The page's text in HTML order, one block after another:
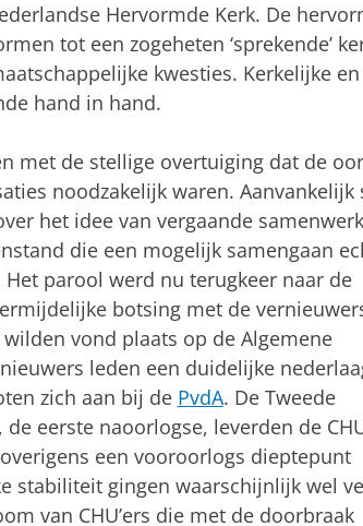
Hervormde Kerk. De
tot een zogeheten ‘sprekende’
kwesties. Kerkelijke en
hand in hand.
met de stellige overtuiging dat de
noodzakelijk waren. Aanvankelijk
het idee van vergaande
die een mogelijk samengaan
parool werd nu terugkeer naar de
botsing met de
vond plaats op de Algemene
leden een duidelijke
zich aan bij de PvdA. De Tweede
eerste naoorlogse, leverden de
een vooroorlogs dieptepunt
stabiliteit gingen waarschijnlijk wel
van CHU’ers die met de doorbraak